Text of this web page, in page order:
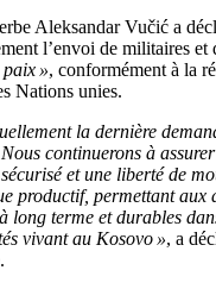
Aleksandar Vučić a
l’envoi de militaires et
», conformément à la
Nations unies.
la dernière
continuerons à
et une liberté de
productif, permettant aux
long terme et durables
vivant au Kosovo », a